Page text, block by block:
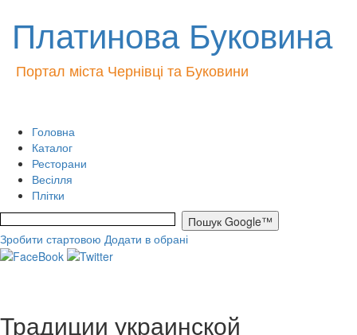
Платинова Буковина
Портал міста Чернівці та Буковини
Головна
Каталог
Ресторани
Весілля
Плітки
Зробити стартовою Додати в обрані
Традиции украинской